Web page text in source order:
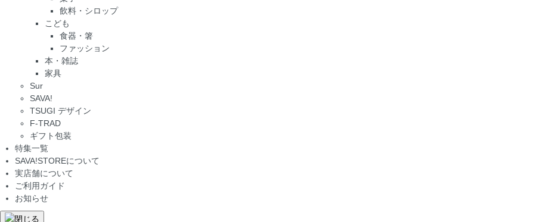
飲料・シロップ
こども
食器・箸
ファッション
本・雑誌
家具
Sur
SAVA!
TSUGI デザイン
F-TRAD
ギフト包装
特集一覧
SAVA!STOREについて
実店舗について
ご利用ガイド
お知らせ